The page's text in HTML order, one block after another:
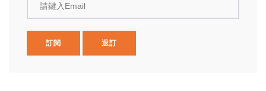
請鍵入Email
訂閱 退訂